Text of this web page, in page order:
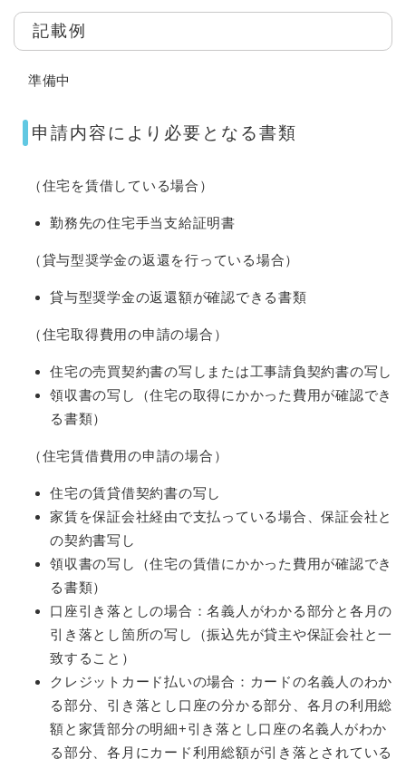
記載例
準備中
申請内容により必要となる書類
（住宅を賃借している場合）
勤務先の住宅手当支給証明書
（貸与型奨学金の返還を行っている場合）
貸与型奨学金の返還額が確認できる書類
（住宅取得費用の申請の場合）
住宅の売買契約書の写しまたは工事請負契約書の写し
領収書の写し（住宅の取得にかかった費用が確認でき
る書類）
（住宅賃借費用の申請の場合）
住宅の賃貸借契約書の写し
家賃を保証会社経由で支払っている場合、保証会社と
の契約書写し
領収書の写し（住宅の賃借にかかった費用が確認でき
る書類）
口座引き落としの場合：名義人がわかる部分と各月の
引き落とし箇所の写し（振込先が貸主や保証会社と一
致すること）
クレジットカード払いの場合：カードの名義人のわか
る部分、引き落とし口座の分かる部分、各月の利用総
額と家賃部分の明細+引き落とし口座の名義人がわか
る部分、各月にカード利用総額が引き落とされている